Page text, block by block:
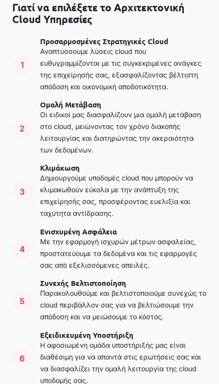
Γιατί να επιλέξετε το Αρχιτεκτονική
Cloud Υπηρεσίες
1
Προσαρμοσμένες Στρατηγικές Cloud
Αναπτύσσουμε λύσεις cloud που
ευθυγραμμίζονται με τις συγκεκριμένες ανάγκες
της επιχείρησής σας, εξασφαλίζοντας βέλτιστη
απόδοση και οικονομική αποδοτικότητα.
2
Ομαλή Μετάβαση
Οι ειδικοί μας διασφαλίζουν μια ομαλή μετάβαση
στο cloud, μειώνοντας τον χρόνο διακοπής
λειτουργίας και διατηρώντας την ακεραιότητα
των δεδομένων.
3
Κλιμάκωση
Δημιουργούμε υποδομές cloud που μπορούν να
κλιμακωθούν εύκολα με την ανάπτυξη της
επιχείρησής σας, προσφέροντας ευελιξία και
ταχύτητα αντίδρασης.
4
Ενισχυμένη Ασφάλεια
Με την εφαρμογή ισχυρών μέτρων ασφαλείας,
προστατεύουμε τα δεδομένα και τις εφαρμογές
σας από εξελισσόμενες απειλές.
5
Συνεχής Βελτιστοποίηση
Παρακολουθούμε και βελτιστοποιούμε συνεχώς το
cloud περιβάλλον σας για να βελτιώσουμε την
απόδοση και να μειώσουμε το κόστος.
6
Εξειδικευμένη Υποστήριξη
Η αφοσιωμένη ομάδα υποστήριξής μας είναι
διαθέσιμη για να απαντά στις ερωτήσεις σας και
να διασφαλίζει την ομαλή λειτουργία της cloud
υποδομής σας.